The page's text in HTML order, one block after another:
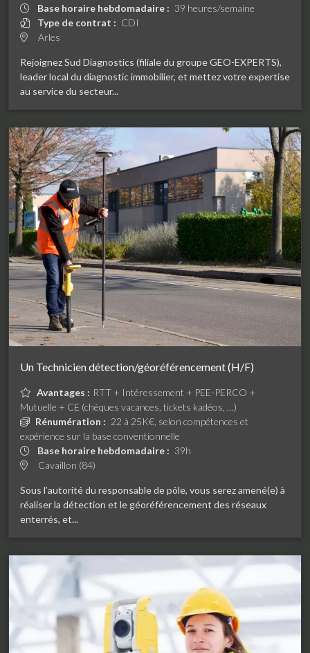
Base horaire hebdomadaire : 39 heures/semaine
Type de contrat : CDI
Arles
Rejoignez Sud Diagnostics (filiale du groupe GEO-EXPERTS),
leader local du diagnostic immobilier, et mettez votre expertise
au service du secteur...
Un Technicien détection/géoréférencement (H/F)
Avantages : RTT + Intéressement + PEE-PERCO +
Mutuelle + CE (chèques vacances, tickets kadéos, …)
Rénumération : 22 à 25K€, selon compétences et
expérience sur la base conventionnelle
Base horaire hebdomadaire : 39h
Cavaillon (84)
Sous l’autorité du responsable de pôle, vous serez amené(e) à
réaliser la détection et le géoréférencement des réseaux
enterrés, et...